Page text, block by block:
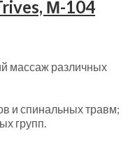
М-104
массаж различных
и спинальных травм;
групп.